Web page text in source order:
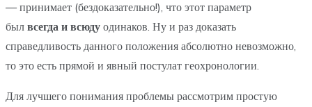
— принимает (бездоказательно!), что этот параметр
был всегда и всюду одинаков. Ну и раз доказать
справедливость данного положения абсолютно невозможно,
то это есть прямой и явный постулат геохронологии.
Для лучшего понимания проблемы рассмотрим простую